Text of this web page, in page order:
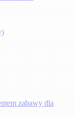
zabawy dla